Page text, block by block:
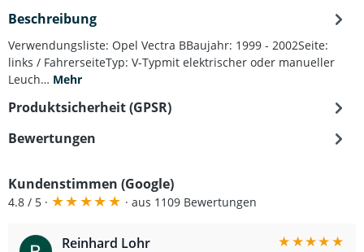
Beschreibung
Verwendungsliste: Opel Vectra BBaujahr: 1999 - 2002Seite:
links / FahrerseiteTyp: V-Typmit elektrischer oder manueller
Leuch… Mehr
Produktsicherheit (GPSR)
Bewertungen
Kundenstimmen (Google)
4.8 / 5 · ★★★★★ · aus 1109 Bewertungen
Reinhard Lohr ★★★★★